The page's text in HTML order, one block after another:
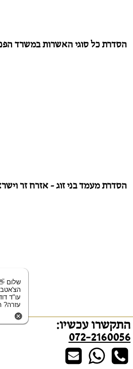
הסדרת כל סוגי האשרות במשרד
הסדרת מעמד בני זוג - אזרח זר
מוקד מידע דיני משפחה
התקשרו עכשיו:
072-2160056
שלום
עו"ד
עזרה?